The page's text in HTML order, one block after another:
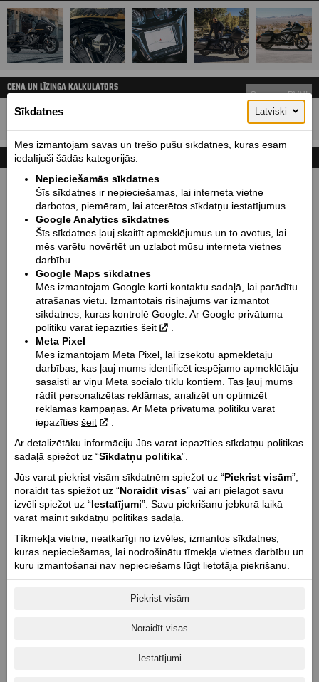
CENA UN LĪZINGA KALKULATORS
Cena sākot no:
Cenas ar PVN!
TEHNISKIE DATI
Izmēri mm (garums / bāze / augstums / platums):
2501 / 1668 / 1346 / 1075
Sēdekļa augstums mm / Klīrenss mm:
672 / 137
Svars kg:
Degvielas tvertnes tilp. l / Eļļas tvertnes tilp. l:
22.7 / 4.7
Degvielas patēriņš (l/100 km):
CO2 emisija (g/km):
Dzinēja tips:
Šķidruma dzesēts V-twin (PowerPlus)
Dzesēšanas tips:
Šķidruma dzesēšana
Dzinēja tilpums cm³ / Vārstu tips / Vārstu skaits:
1768 / DOHC / 8
Dzinēja jauda Zs (Kw) @ apgr. min.:
122 (90) @ 5500
Dzinēja griezes moments Nm @ apgr. min.:
178 @ 3800
Cilindru skaits / Cilindra diametrs un gājiens mm:
2 / 108 x
Dzinēja taktis / Kompresijas pakāpe:
Sīkdatnes Latviski
Mēs izmantojam savas un trešo pušu sīkdatnes, kuras esam
iedalījuši šādās kategorijās:
Nepieciešamās sīkdatnes
Šīs sīkdatnes ir nepieciešamas, lai interneta vietne
darbotos, piemēram, lai atcerētos sīkdatņu iestatījumus.
Google Analytics sīkdatnes
Šīs sīkdatnes ļauj skaitīt apmeklējumus un to avotus, lai
mēs varētu novērtēt un uzlabot mūsu interneta vietnes
darbību.
Google Maps sīkdatnes
Mēs izmantojam Google karti kontaktu sadaļā, lai parādītu
atrašanās vietu. Izmantotais risinājums var izmantot
sīkdatnes, kuras kontrolē Google. Ar Google privātuma
politiku varat iepazīties šeit
Meta Pixel
Mēs izmantojam Meta Pixel, lai izsekotu apmeklētāju
darbības, kas ļauj mums identificēt iespējamo apmeklētāju
sasaisti ar viņu Meta sociālo tīklu kontiem. Tas ļauj mums
rādīt personalizētas reklāmas, analizēt un optimizēt
reklāmas kampaņas. Ar Meta privātuma politiku varat
iepazīties šeit
Ar detalizētāku informāciju Jūs varat iepazīties sīkdatņu politikas
sadaļā spiežot uz “Sīkdatņu politika”.
Jūs varat piekrist visām sīkdatnēm spiežot uz “Piekrist visām”,
noraidīt tās spiežot uz “Noraidīt visas” vai arī pielāgot savu
izvēli spiežot uz “Iestatījumi”. Savu piekrišanu jebkurā laikā
varat mainīt sīkdatņu politikas sadaļā.
Tīkmekļa vietne, neatkarīgi no izvēles, izmantos sīkdatnes,
kuras nepieciešamas, lai nodrošinātu tīmekļa vietnes darbību un
kuru izmantošanai nav nepieciešams lūgt lietotāja piekrišanu.
Piekrist visām
Noraidīt visas
Iestatījumi